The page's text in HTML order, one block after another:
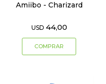
Amiibo - Charizard
USD 44,00